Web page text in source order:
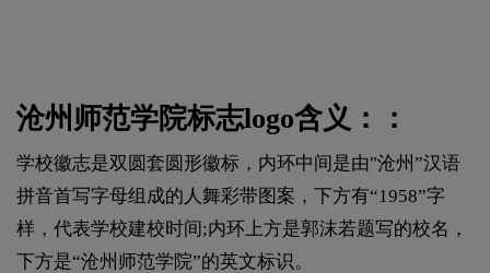
沧州师范学院标志logo含义：：
学校徽志是双圆套圆形徽标，内环中间是由"沧州”汉语
拼音首写字母组成的人舞彩带图案，下方有“1958”字
样，代表学校建校时间;内环上方是郭沫若题写的校名，
下方是“沧州师范学院”的英文标识。